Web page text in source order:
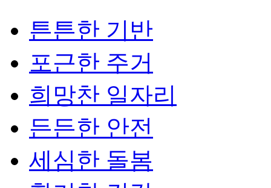
튼튼한 기반
포근한 주거
희망찬 일자리
든든한 안전
세심한 돌봄